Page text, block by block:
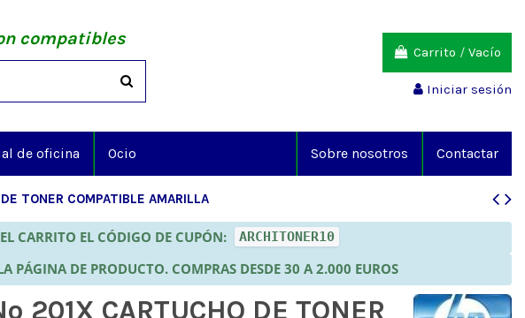
compatibles
Carrito / Vacío
Iniciar sesión
de oficina Ocio Contactar
Sobre nosotros
TONER COMPATIBLE AMARILLA
CARRITO EL CÓDIGO DE CUPÓN: ARCHITONER10
PÁGINA DE PRODUCTO. COMPRAS DESDE 30 A 2.000 EUROS
201X CARTUCHO DE TONER